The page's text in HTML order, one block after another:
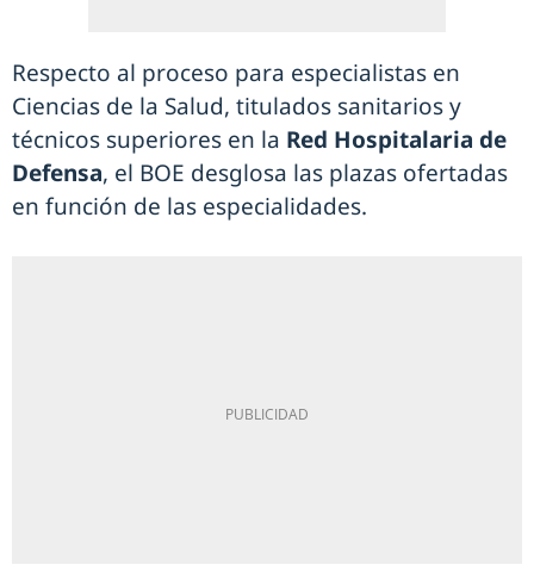
Respecto al proceso para especialistas en
Ciencias de la Salud, titulados sanitarios y
técnicos superiores en la Red Hospitalaria de
Defensa, el BOE desglosa las plazas ofertadas
en función de las especialidades.